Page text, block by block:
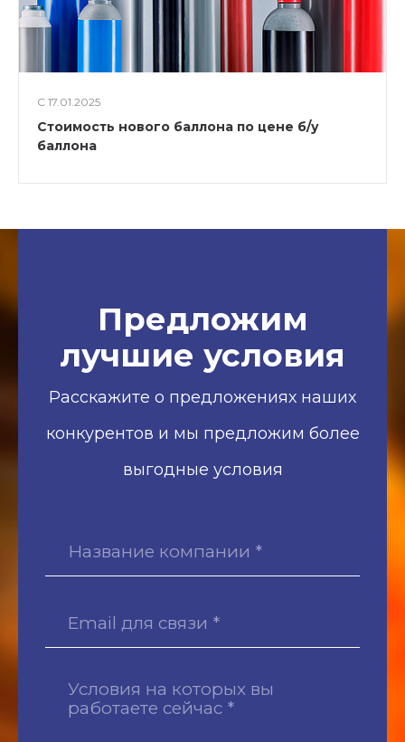
С 17.01.2025
Стоимость нового баллона по цене б/у
баллона
Предложим
лучшие условия
Расскажите о предложениях наших
конкурентов и мы предложим более
выгодные условия